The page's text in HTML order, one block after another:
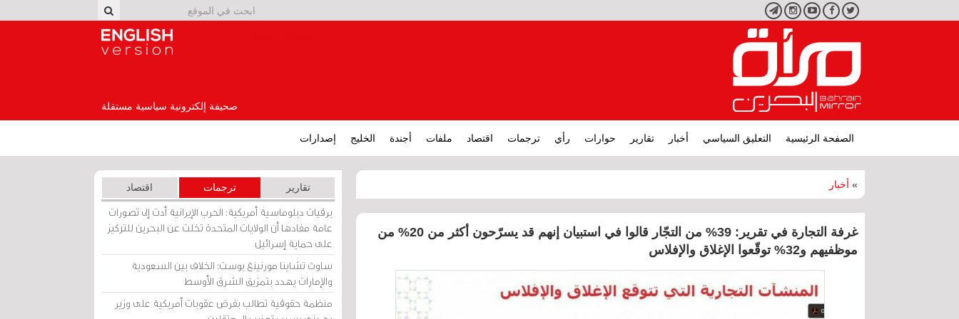
تويتر فيسبوكيوتيوبانستجرامتليجرام
صحيفة إلكترونية سياسية مستقلة
الصفحة الرئيسية التعليق السياسي أخبار تقارير حوارات رأي ترجمات اقتصاد ملفات أجندة الخليج إصدارات
» أخبار
غرفة التجارة في تقرير: 39% من التجّار قالوا في استبيان إنهم قد يسرّحون أكثر من 20% من
موظفيهم و32% توقّعوا الإغلاق والإفلاس
تقارير ترجمات اقتصاد
برقيات دبلوماسية أمريكية: الحرب الإيرانية أدت إلى تصورات
عامة مفادها أن الولايات المتحدة تخلت عن البحرين للتركيز
على حماية إسرائيل
ساوث تشاينا مورنينغ بوست: الخلاف بين السعودية
والإمارات يهدد بتمزيق الشرق الأوسط
منظمة حقوقية تطالب بفرض عقوبات أمريكية على وزير